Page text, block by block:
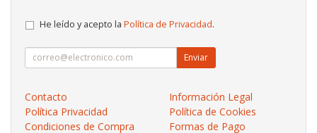
He leído y acepto la Política de Privacidad.
Enviar
Contacto
Información Legal
Política Privacidad
Política de Cookies
Condiciones de Compra
Formas de Pago